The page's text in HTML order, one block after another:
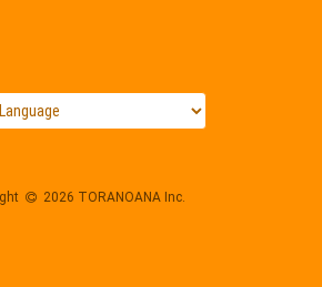
2026 TORANOANA Inc.